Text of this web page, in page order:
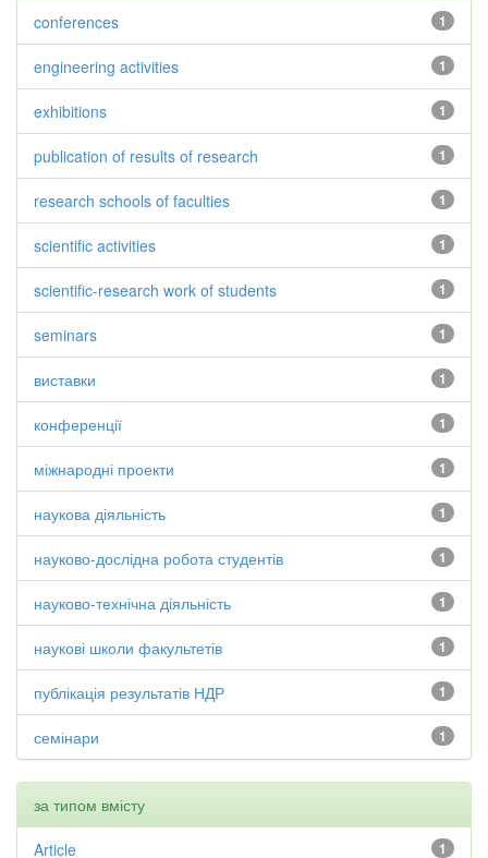
1
conferences
1
engineering activities
1
exhibitions
1
publication of results of research
1
research schools of faculties
1
scientific activities
1
scientific-research work of students
1
seminars
1
виставки
1
конференції
1
міжнародні проекти
1
наукова діяльність
1
науково-дослідна робота студентів
1
науково-технічна діяльність
1
наукові школи факультетів
1
публікація результатів НДР
1
семінари
за типом вмісту
1
Article